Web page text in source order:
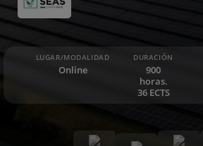
LUGAR/MODALIDAD
Online
DURACIÓN
900
horas.
36 ECTS